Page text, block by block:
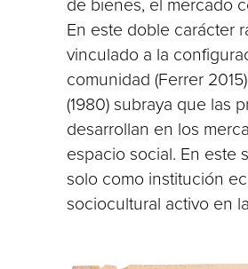
En este doble carácter
vinculado a la
comunidad (Ferrer
(1980) subraya que las
desarrollan en los
espacio social. En este
solo como institución
sociocultural activo en